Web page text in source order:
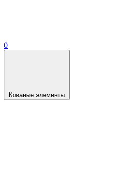
0
Кованые элементы